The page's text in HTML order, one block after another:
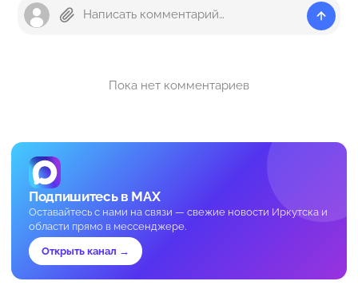
Пока нет комментариев
Подпишитесь в MAX
Оставайтесь с нами на связи — свежие новости Иркутска и
области прямо в мессенджере.
Открыть канал →